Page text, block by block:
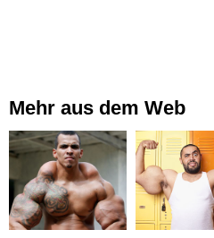
Mehr aus dem Web